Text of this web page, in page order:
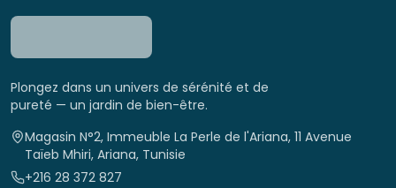
Plongez dans un univers de sérénité et de
pureté — un jardin de bien-être.
Magasin N°2, Immeuble La Perle de l'Ariana, 11 Avenue
Taïeb Mhiri, Ariana, Tunisie
+216 28 372 827